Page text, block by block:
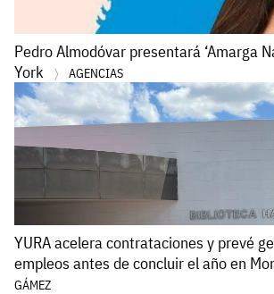
Pedro Almodóvar presentará ‘Amarga
York
AGENCIAS
YURA acelera contrataciones y prevé
empleos antes de concluir el año en
GÁMEZ